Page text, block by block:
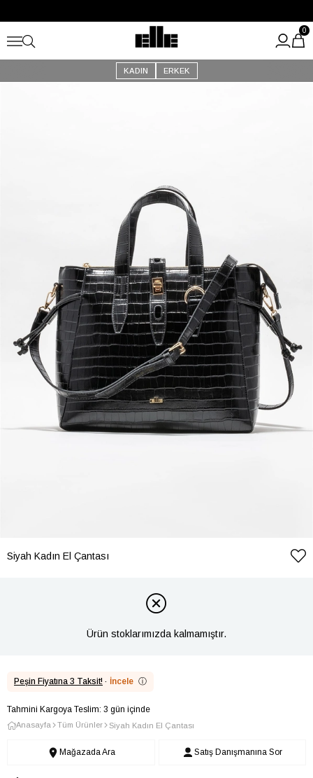
Kargo Ücretsiz!
KADIN ERKEK
0
Siyah Kadın El Çantası
Ürün stoklarımızda kalmamıştır.
Peşin Fiyatına 3 Taksit! · İncele ⓘ
Tahmini Kargoya Teslim: 3 gün içinde
Anasayfa Tüm Ürünler Siyah Kadın El Çantası
Mağazada Ara Satış Danışmanına Sor